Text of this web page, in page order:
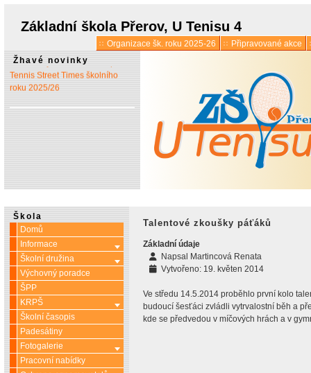
Základní škola Přerov, U Tenisu 4
Organizace šk. roku 2025-26
Připravované akce
Žhavé novinky
prázdninách
* 13. 5.:Vyšlo 6. číslo časopisu
Tennis Street Times školního
roku 2025/26
Škola
Domů
Informace
Více o: Informace
Školní družina Více o: Školní družina
Výchovný poradce
ŠPP
KRPŠ
Více o: KRPŠ
Školní časopis
Padesátiny
Fotogalerie
Více o: Fotogalerie
Pracovní nabídky
Talentové zkoušky páťáků
Základní údaje
Napsal Martincová Renata
Vytvořeno: 19. květen 2014
Ve středu 14.5.2014 proběhlo první kolo
budoucí šesťáci zvládli vytrvalostní běh a
kde se předvedou v míčových hrách a v